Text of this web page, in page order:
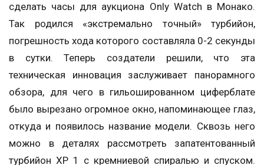
сделать часы для аукциона Only Watch в Монако.
Так родился «экстремально точный» турбийон,
погрешность хода которого составляла 0-2 секунды
в сутки. Теперь создатели решили, что эта
техническая инновация заслуживает панорамного
обзора, для чего в гильошированном циферблате
было вырезано огромное окно, напоминающее глаз,
откуда и появилось название модели. Сквозь него
можно в деталях рассмотреть запатентованный
турбийон XP 1 с кремниевой спиралью и спуском.